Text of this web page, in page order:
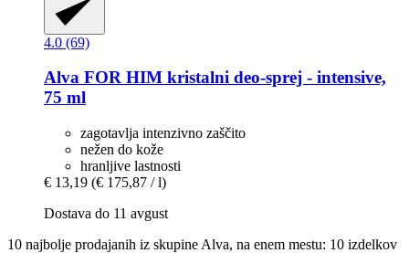
4.0 (69)
Alva FOR HIM kristalni deo-​sprej -​ intensive,
75 ml
zagotavlja intenzivno zaščito
nežen do kože
hranljive lastnosti
€ 13,19 (€ 175,87 / l)
Dostava do 11 avgust
10 najbolje prodajanih iz skupine Alva, na enem mestu: 10 izdelkov